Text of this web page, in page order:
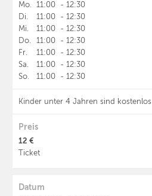
Mo. 11:00 - 12:30
Di.
11:00 - 12:30
Mi.
11:00 - 12:30
Do.
11:00 - 12:30
Fr.
11:00 - 12:30
Sa.
11:00 - 12:30
So.
11:00 - 12:30
Kinder unter 4 Jahren sind kostenlos
Preis
12 €
Ticket
Datum